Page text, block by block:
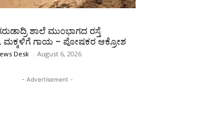
ಶಾಲೆ ಮುಂಭಾಗದ ರಸ್ತೆ
ಗಾಯ – ಪೋಷಕರ ಆಕ್ರೋಶ
Desk - August 6, 2026
- Advertisement -